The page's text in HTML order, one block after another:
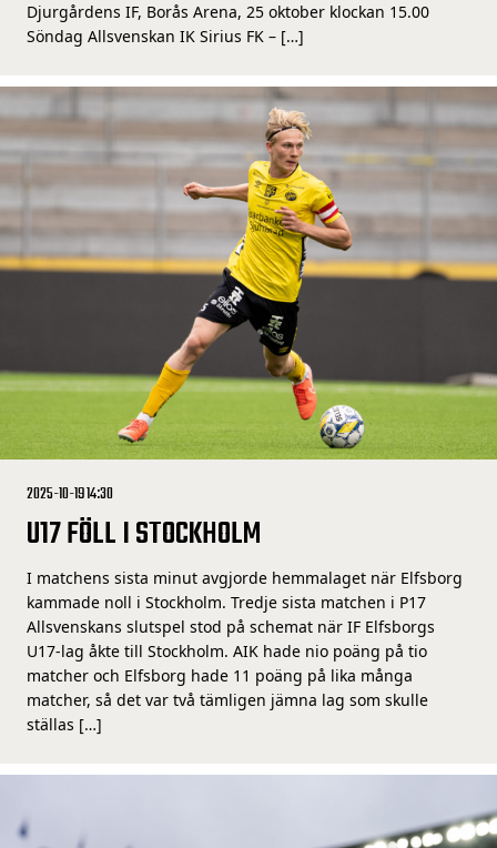
Djurgårdens IF, Borås Arena, 25 oktober klockan 15.00
Söndag Allsvenskan IK Sirius FK – […]
2025-10-19 14:30
U17 FÖLL I STOCKHOLM
I matchens sista minut avgjorde hemmalaget när Elfsborg
kammade noll i Stockholm. Tredje sista matchen i P17
Allsvenskans slutspel stod på schemat när IF Elfsborgs
U17-lag åkte till Stockholm. AIK hade nio poäng på tio
matcher och Elfsborg hade 11 poäng på lika många
matcher, så det var två tämligen jämna lag som skulle
ställas […]